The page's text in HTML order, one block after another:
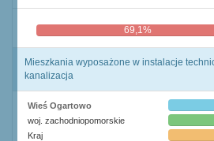
69,1%
Mieszkania wyposażone w instalacje
kanalizacja
Wieś Ogartowo
woj. zachodniopomorskie
Kraj